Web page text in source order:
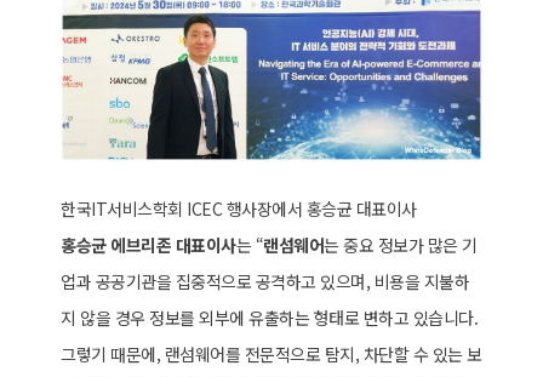
한국IT서비스학회 ICEC 행사장에서 홍승균 대표이사
홍승균 에브리존 대표이사는 “랜섬웨어는 중요 정보가 많은 기
업과 공공기관을 집중적으로 공격하고 있으며, 비용을 지불하
지 않을 경우 정보를 외부에 유출하는 형태로 변하고 있습니다.
그렇기 때문에, 랜섬웨어를 전문적으로 탐지, 차단할 수 있는 보